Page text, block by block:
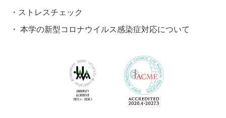
ストレスチェック
本学の新型コロナウイルス感染症対応について